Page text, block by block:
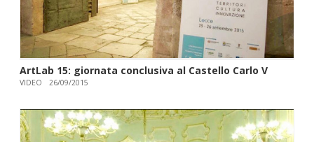
ArtLab 15: giornata conclusiva al Castello Carlo V
VIDEO 26/09/2015